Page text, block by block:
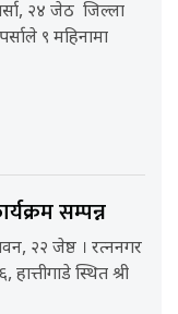
२४ जेठ जिल्ला
९ महिनामा
सम्पन्न
२२ जेष्ठ । रत्ननगर
स्थित श्री